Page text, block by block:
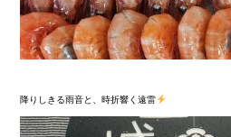
降りしきる雨音と、時折響く遠雷